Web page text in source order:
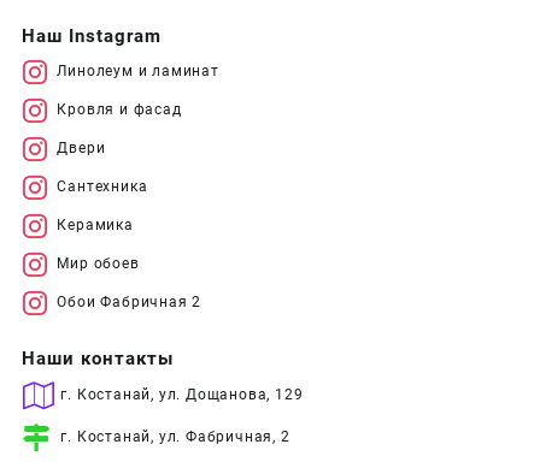
Наш Instagram
Линолеум и ламинат
Кровля и фасад
Двери
Сантехника
Керамика
Мир обоев
Обои Фабричная 2
Наши контакты
г. Костанай, ул. Дощанова, 129
г. Костанай, ул. Фабричная, 2